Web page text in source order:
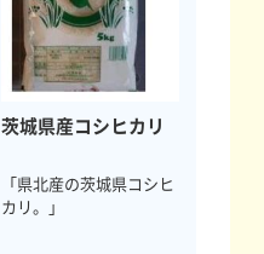
茨城県産コシヒカリ
「県北産の茨城県コシヒ
カリ。」